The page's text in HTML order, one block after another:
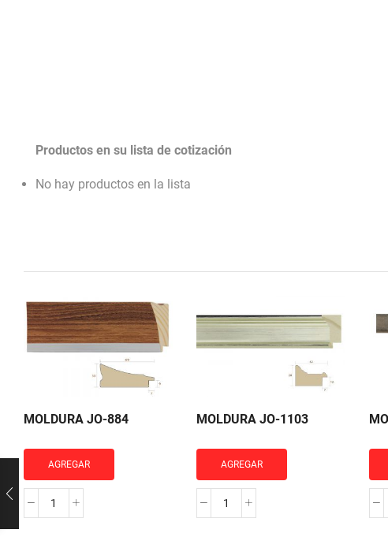
Productos en su lista de cotización
No hay productos en la lista
MOLDURA JO-884
AGREGAR
MOLDURA
MOLDURA JO-1103
AGREGAR
MOLDURA